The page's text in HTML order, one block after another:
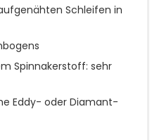
Schleifen in
Spinnakerstoff: sehr
Eddy- oder Diamant-